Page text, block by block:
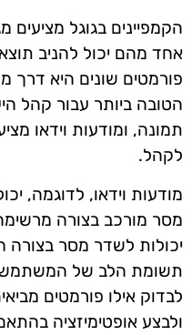
הקמפיינים בגוגל מציעים
אחד מהם יכול להניב
פורמטים שונים היא דרך
הטובה ביותר עבור קהל
תמונה, ומודעות וידאו
לקהל.
מודעות וידאו, לדוגמה,
מסר מורכב בצורה
יכולות לשדר מסר בצורה
תשומת הלב של
לבדוק אילו פורמטים
ולבצע אופטימיזציה